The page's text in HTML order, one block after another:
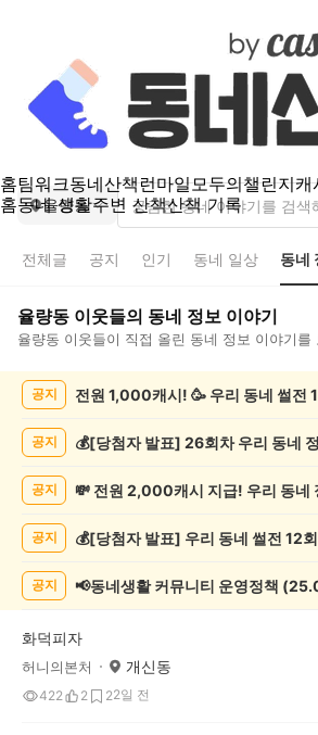
홈팀워크동네산책런마일모두의챌린지캐
홈동네 생활주변 산책산책 기록
율량동
전체글 공지 인기 동네 일상 동네
율량동 이웃들의 동네 정보 이야기
율량동 이웃들이 직접 올린 동네 정보 이야기를
록
공지 전원 1,000캐시! 🥳 우리 동네 썰전
공지
공지
공지
공지 📢동네생활 커뮤니티 운영정책
화덕피자
허니의본처 개신동
422 2 22일 전